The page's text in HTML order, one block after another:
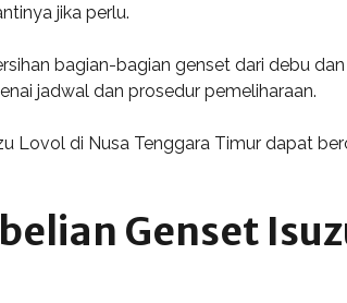
jika perlu.
bagian-bagian genset dari debu
jadwal dan prosedur pemeliharaan.
Lovol di Nusa Tenggara Timur dapat
Genset